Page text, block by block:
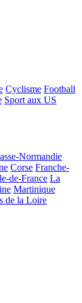
Cyclisme Football
Sport aux US
Normandie
Corse Franche-
de-France La
Martinique
de la Loire